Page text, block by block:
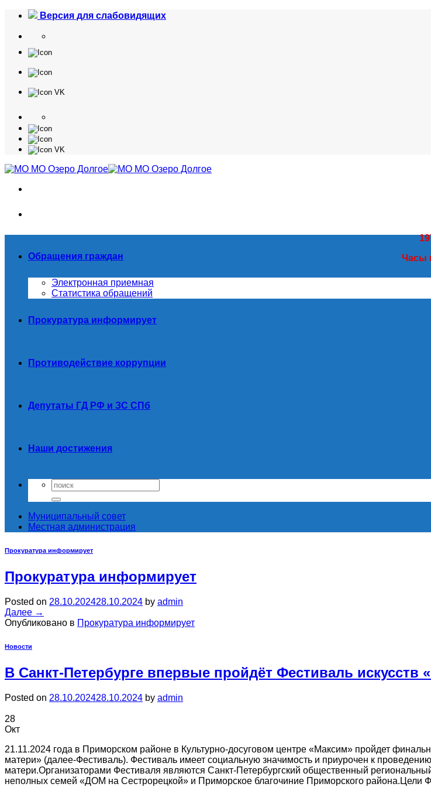
Skip
content
Версия для слабовидящих
Часы
Обращения граждан
Электронная приемная
Статистика обращений
Прокуратура информирует
Противодействие коррупции
Депутаты ГД РФ и ЗС СПб
Наши достижения
Муниципальный совет
Местная администрация
Прокуратура информирует
Прокуратура информирует
Posted on 28.10.202428.10.2024 by admin
Далее →
Опубликовано в Прокуратура информирует
Новости
В Санкт-Петербурге впервые пройдёт Фестиваль искусств
Posted on 28.10.202428.10.2024 by admin
28
Окт
21.11.2024 года в Приморском районе в Культурно-досуговом центре «Максим» пройдет
матери» (далее-Фестиваль). Фестиваль имеет социальную значимость и приурочен к
матери.Организаторами Фестиваля являются Санкт-Петербургский общественный
неполных семей «ДОМ на Сестрорецкой» и Приморское благочиние Приморского района.Цели